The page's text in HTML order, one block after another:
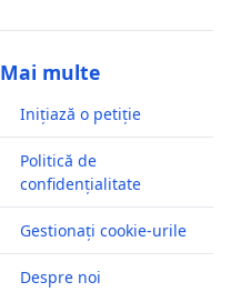
Mai multe
Inițiază o petiție
Politică de
confidențialitate
Gestionați cookie-urile
Despre noi